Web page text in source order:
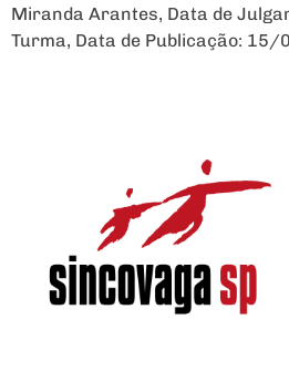
Miranda Arantes, Data de
Turma, Data de Publicação: